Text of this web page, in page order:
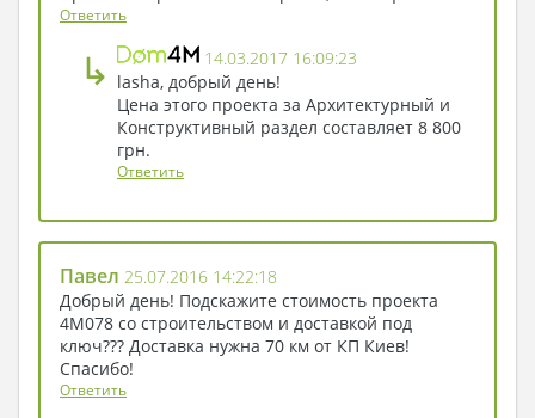
Ответить
↳
14.03.2017 16:09:23
lasha, добрый день!
Цена этого проекта за Архитектурный и
Конструктивный раздел составляет 8 800
грн.
Ответить
Павел 25.07.2016 14:22:18
Добрый день! Подскажите стоимость проекта
4М078 со строительством и доставкой под
ключ??? Доставка нужна 70 км от КП Киев!
Спасибо!
Ответить